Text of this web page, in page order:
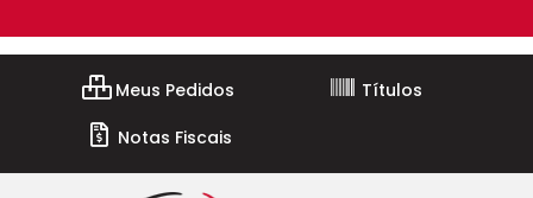
Meus Pedidos
Títulos
Notas Fiscais